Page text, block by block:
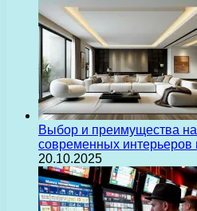
Выбор и преимущества
современных интерьеров
20.10.2025